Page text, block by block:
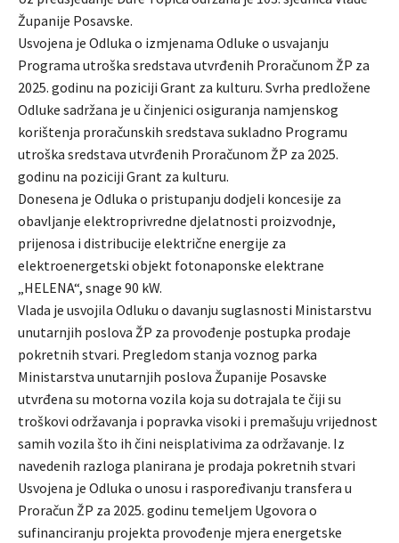
Županije Posavske.
Usvojena je Odluka o izmjenama Odluke o usvajanju
Programa utroška sredstava utvrđenih Proračunom ŽP za
2025. godinu na poziciji Grant za kulturu. Svrha predložene
Odluke sadržana je u činjenici osiguranja namjenskog
korištenja proračunskih sredstava sukladno Programu
utroška sredstava utvrđenih Proračunom ŽP za 2025.
godinu na poziciji Grant za kulturu.
Donesena je Odluka o pristupanju dodjeli koncesije za
obavljanje elektroprivredne djelatnosti proizvodnje,
prijenosa i distribucije električne energije za
elektroenergetski objekt fotonaponske elektrane
„HELENA“, snage 90 kW.
Vlada je usvojila Odluku o davanju suglasnosti Ministarstvu
unutarnjih poslova ŽP za provođenje postupka prodaje
pokretnih stvari. Pregledom stanja voznog parka
Ministarstva unutarnjih poslova Županije Posavske
utvrđena su motorna vozila koja su dotrajala te čiji su
troškovi održavanja i popravka visoki i premašuju vrijednost
samih vozila što ih čini neisplativima za održavanje. Iz
navedenih razloga planirana je prodaja pokretnih stvari
Usvojena je Odluka o unosu i raspoređivanju transfera u
Proračun ŽP za 2025. godinu temeljem Ugovora o
sufinanciranju projekta provođenje mjera energetske